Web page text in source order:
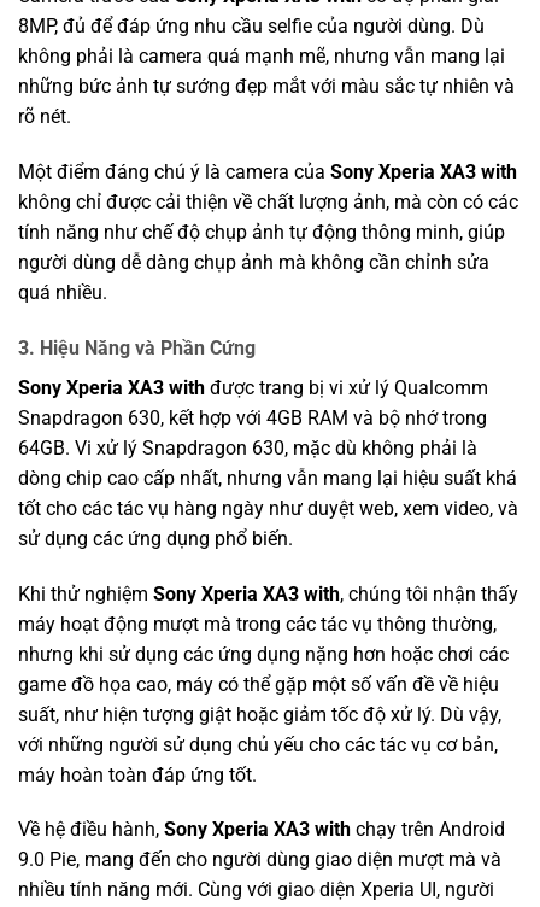
8MP, đủ để đáp ứng nhu cầu selfie của người dùng. Dù
không phải là camera quá mạnh mẽ, nhưng vẫn mang lại
những bức ảnh tự sướng đẹp mắt với màu sắc tự nhiên và
rõ nét.
Một điểm đáng chú ý là camera của Sony Xperia XA3 with
không chỉ được cải thiện về chất lượng ảnh, mà còn có các
tính năng như chế độ chụp ảnh tự động thông minh, giúp
người dùng dễ dàng chụp ảnh mà không cần chỉnh sửa
quá nhiều.
3. Hiệu Năng và Phần Cứng
Sony Xperia XA3 with được trang bị vi xử lý Qualcomm
Snapdragon 630, kết hợp với 4GB RAM và bộ nhớ trong
64GB. Vi xử lý Snapdragon 630, mặc dù không phải là
dòng chip cao cấp nhất, nhưng vẫn mang lại hiệu suất khá
tốt cho các tác vụ hàng ngày như duyệt web, xem video, và
sử dụng các ứng dụng phổ biến.
Khi thử nghiệm Sony Xperia XA3 with, chúng tôi nhận thấy
máy hoạt động mượt mà trong các tác vụ thông thường,
nhưng khi sử dụng các ứng dụng nặng hơn hoặc chơi các
game đồ họa cao, máy có thể gặp một số vấn đề về hiệu
suất, như hiện tượng giật hoặc giảm tốc độ xử lý. Dù vậy,
với những người sử dụng chủ yếu cho các tác vụ cơ bản,
máy hoàn toàn đáp ứng tốt.
Về hệ điều hành, Sony Xperia XA3 with chạy trên Android
9.0 Pie, mang đến cho người dùng giao diện mượt mà và
nhiều tính năng mới. Cùng với giao diện Xperia UI, người